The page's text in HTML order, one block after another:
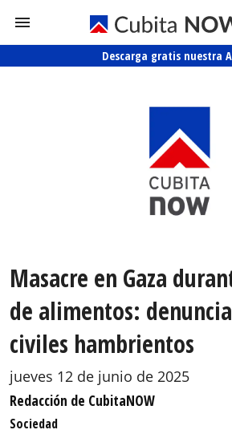
Descarga gratis nuestra
Masacre en Gaza
de alimentos:
civiles hambrientos
jueves 12 de junio de 2025
Redacción de CubitaNOW
Sociedad